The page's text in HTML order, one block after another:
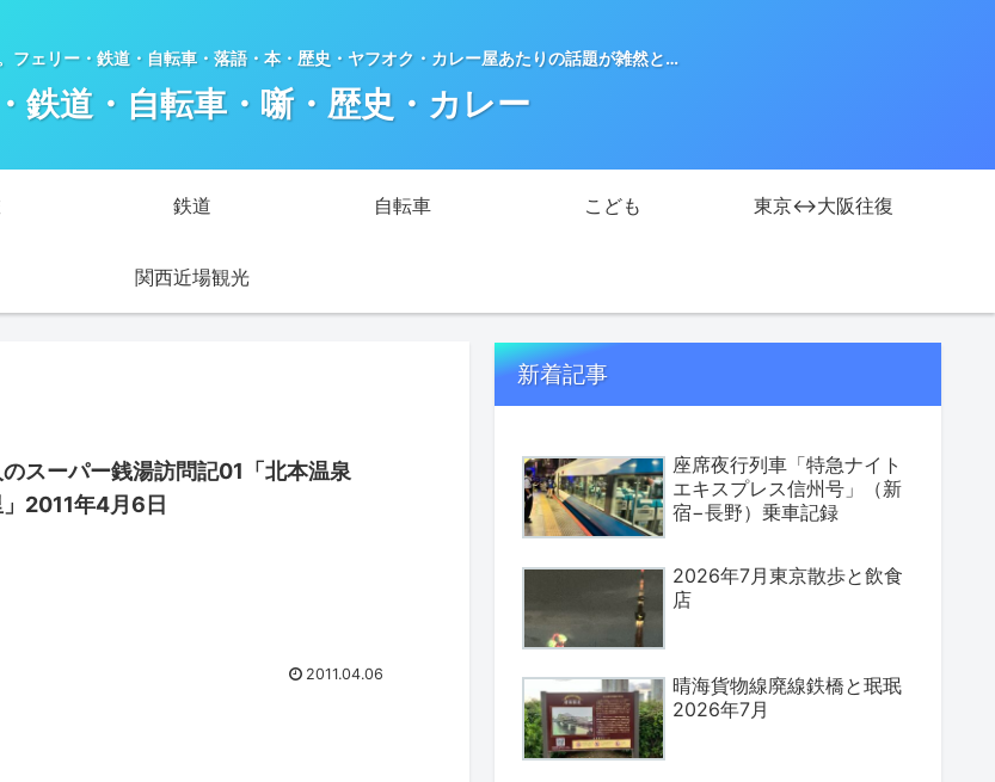
フェリー・鉄道・自転車・落語・本・歴史・ヤフオク・カレー屋あたりの話題が雑然と…
鉄道・自転車・噺・歴史・カレー
鉄道 自転車 こども 東京↔大阪往復
関西近場観光
スーパー銭湯訪問記01「北本温泉
2011年4月6日
2011.04.06
新着記事
座席夜行列車「特急ナイト
エキスプレス信州号」（新
宿−長野）乗車記録
2026年7月東京散歩と飲食
店
晴海貨物線廃線鉄橋と珉珉
2026年7月